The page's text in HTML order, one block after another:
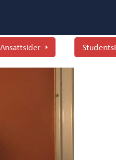
Ansattsider